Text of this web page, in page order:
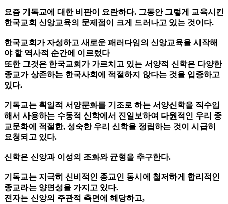
요즘 기독교에 대한 비판이 요란하다. 그동안 그렇게 교육시킨
한국교회 신앙교육의 문제점이 크게 드러나고 있는 것이다.
한국교회가 자성하고 새로운 패러다임의 신앙교육을 시작해
야 할 역사적 순간에 이르렀다
또한 그것은 한국교회가 가르치고 있는 서양적 신학은 다양한
종교가 상존하는 한국사회에 적절하지 않다는 것을 입증하고
있다.
기독교는 획일적 서양문화를 기조로 하는 서양신학을 직수입
해서 사용하는 수동적 신학에서 진일보하여 다원적인 우리 종
교문화에 적절한, 성숙한 우리 신학을 정립하는 것이 시급히
요청되고 있다.
신학은 신앙과 이성의 조화와 균형을 추구한다.
기독교는 지극히 신비적인 종교인 동시에 철저하게 합리적인
종교라는 양면성을 가지고 있다.
전자는 신앙의 주관적 측면에 해당하고,